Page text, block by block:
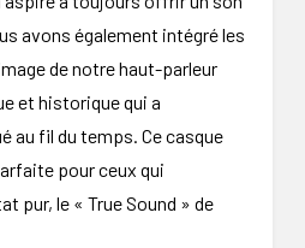
avons également intégré les
de notre haut-parleur
et historique qui a
au fil du temps. Ce casque
pour ceux qui
pur, le « True Sound » de